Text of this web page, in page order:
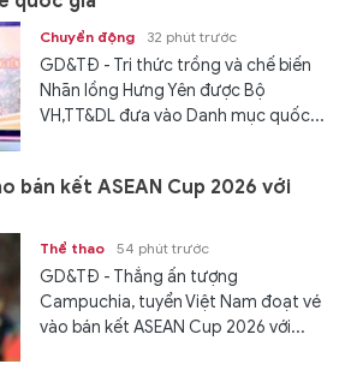
Chuyển động 32 phút trước
GD&TĐ - Tri thức trồng và chế biến
Nhãn lồng Hưng Yên được Bộ
VH,TT&DL đưa vào Danh mục quốc...
bán kết ASEAN Cup 2026 với
Thể thao 54 phút trước
GD&TĐ - Thắng ấn tượng
Campuchia, tuyển Việt Nam đoạt vé
vào bán kết ASEAN Cup 2026 với...